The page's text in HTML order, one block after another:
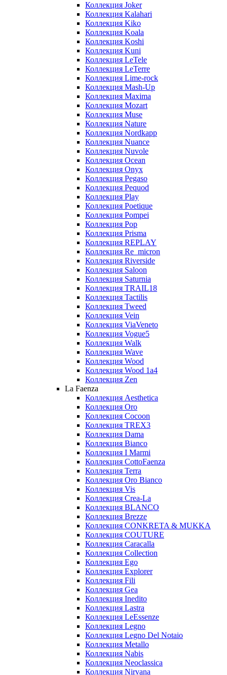
Коллекция Joker
Коллекция Kalahari
Коллекция Kiko
Коллекция Koala
Коллекция Koshi
Коллекция Kuni
Коллекция LeTele
Коллекция LeTerre
Коллекция Lime-rock
Коллекция Mash-Up
Коллекция Maxima
Коллекция Mozart
Коллекция Muse
Коллекция Nature
Коллекция Nordkapp
Коллекция Nuance
Коллекция Nuvole
Коллекция Ocean
Коллекция Onyx
Коллекция Pegaso
Коллекция Pequod
Коллекция Play
Коллекция Poetique
Коллекция Pompei
Коллекция Pop
Коллекция Prisma
Коллекция REPLAY
Коллекция Re_micron
Коллекция Riverside
Коллекция Saloon
Коллекция Saturnia
Коллекция TRAIL18
Коллекция Tactilis
Коллекция Tweed
Коллекция Vein
Коллекция ViaVeneto
Коллекция Vogue5
Коллекция Walk
Коллекция Wave
Коллекция Wood
Коллекция Wood 1a4
Коллекция Zen
La Faenza
Коллекция Aesthetica
Коллекция Oro
Коллекция Cocoon
Коллекция TREX3
Коллекция Dama
Коллекция Bianco
Коллекция I Marmi
Коллекция CottoFaenza
Коллекция Terra
Коллекция Oro Bianco
Коллекция Vis
Коллекция Crea-La
Коллекция BLANCO
Коллекция Brezze
Коллекция CONKRETA & MUKKA
Коллекция COUTURE
Коллекция Caracalla
Коллекция Collection
Коллекция Ego
Коллекция Explorer
Коллекция Fili
Коллекция Gea
Коллекция Inedito
Коллекция Lastra
Коллекция LeEssenze
Коллекция Legno
Коллекция Legno Del Notaio
Коллекция Metallo
Коллекция Nabis
Коллекция Neoclassica
Коллекция Nirvana